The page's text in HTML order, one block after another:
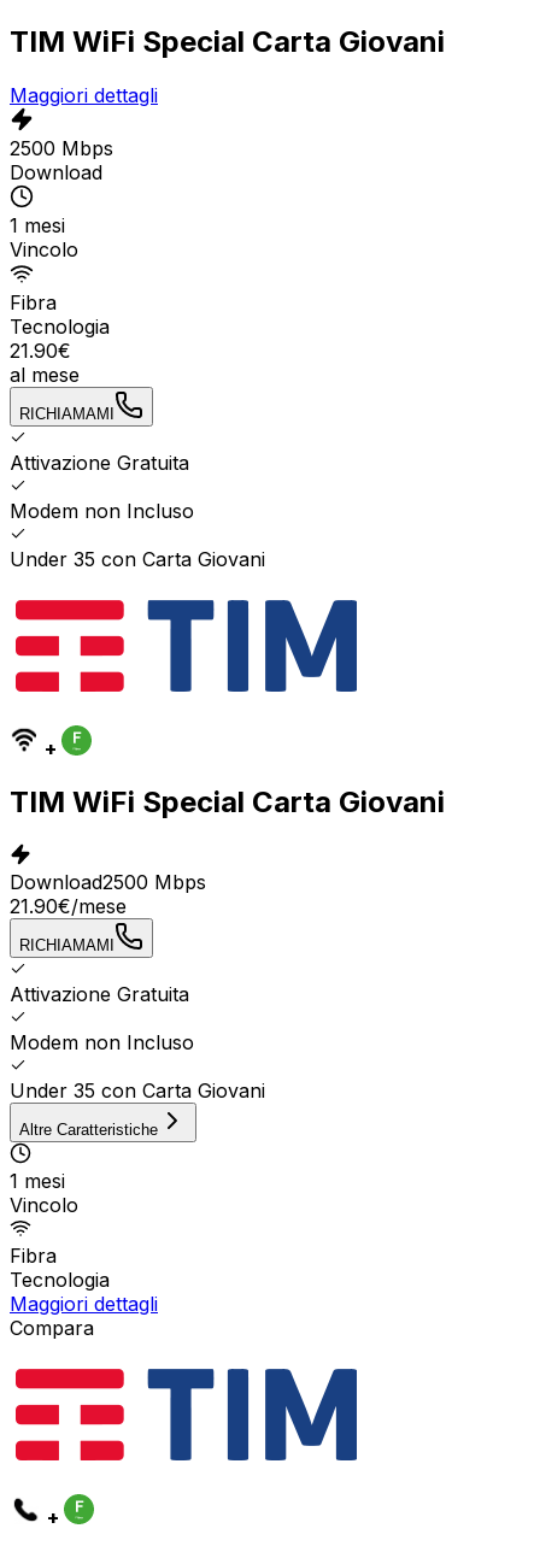
TIM WiFi Special Carta Giovani
Maggiori dettagli
2500 Mbps
Download
1 mesi
Vincolo
Fibra
Tecnologia
21.90€
al mese
RICHIAMAMI
Attivazione Gratuita
Modem non Incluso
Under 35 con Carta Giovani
+
TIM WiFi Special Carta Giovani
Download2500 Mbps
21.90€/mese
RICHIAMAMI
Attivazione Gratuita
Modem non Incluso
Under 35 con Carta Giovani
Altre Caratteristiche
1 mesi
Vincolo
Fibra
Tecnologia
Maggiori dettagli
Compara
+